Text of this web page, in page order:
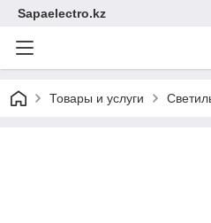
Sapaelectro.kz
Товары и услуги